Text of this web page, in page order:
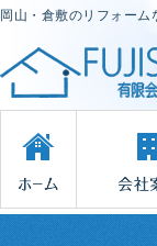
岡山・倉敷のリフォーム